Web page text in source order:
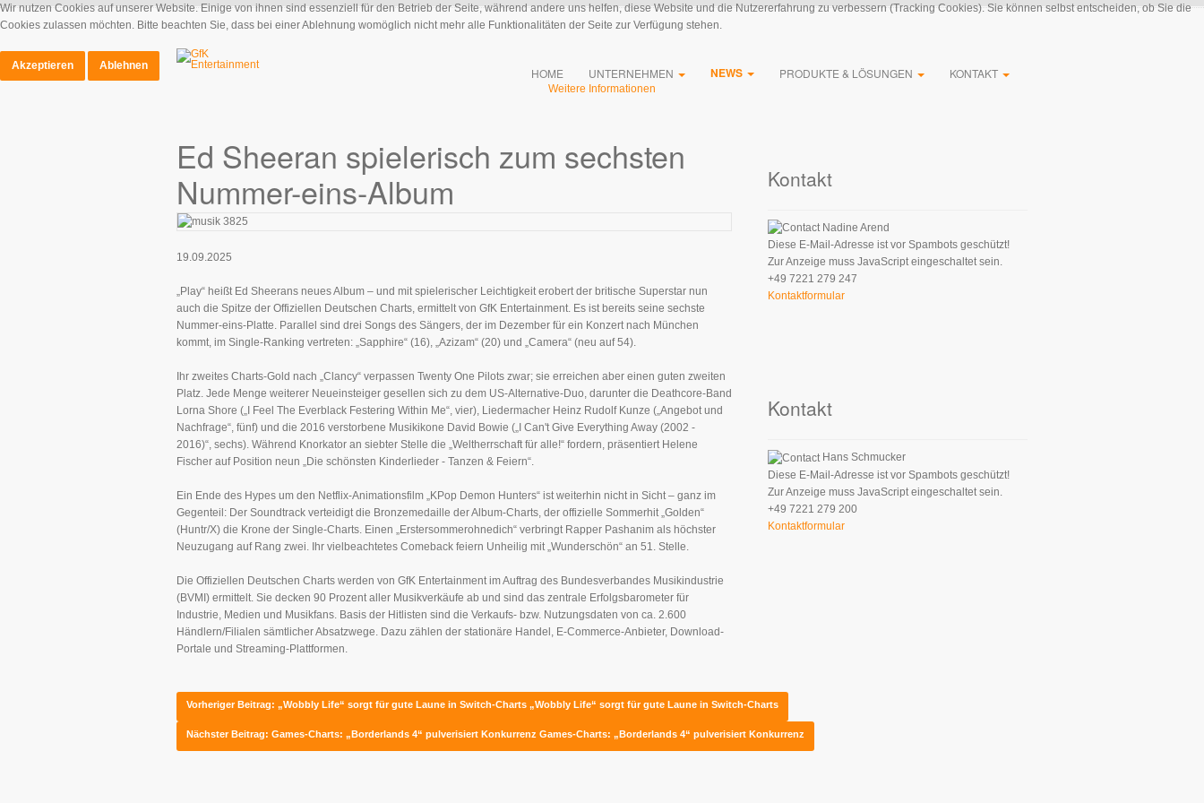
HOME UNTERNEHMEN NEWS PRODUKTE & LÖSUNGEN KONTAKT
Ed Sheeran spielerisch zum sechsten
Nummer-eins-Album
19.09.2025
„Play“ heißt Ed Sheerans neues Album – und mit spielerischer Leichtigkeit erobert der britische Superstar nun
auch die Spitze der Offiziellen Deutschen Charts, ermittelt von GfK Entertainment. Es ist bereits seine sechste
Nummer-eins-Platte. Parallel sind drei Songs des Sängers, der im Dezember für ein Konzert nach München
kommt, im Single-Ranking vertreten: „Sapphire“ (16), „Azizam“ (20) und „Camera“ (neu auf 54).
Ihr zweites Charts-Gold nach „Clancy“ verpassen Twenty One Pilots zwar; sie erreichen aber einen guten zweiten
Platz. Jede Menge weiterer Neueinsteiger gesellen sich zu dem US-Alternative-Duo, darunter die Deathcore-Band
Lorna Shore („I Feel The Everblack Festering Within Me“, vier), Liedermacher Heinz Rudolf Kunze („Angebot und
Nachfrage“, fünf) und die 2016 verstorbene Musikikone David Bowie („I Can't Give Everything Away (2002 -
2016)“, sechs). Während Knorkator an siebter Stelle die „Weltherrschaft für alle!“ fordern, präsentiert Helene
Fischer auf Position neun „Die schönsten Kinderlieder - Tanzen & Feiern“.
Ein Ende des Hypes um den Netflix-Animationsfilm „KPop Demon Hunters“ ist weiterhin nicht in Sicht – ganz im
Gegenteil: Der Soundtrack verteidigt die Bronzemedaille der Album-Charts, der offizielle Sommerhit „Golden“
(Huntr/X) die Krone der Single-Charts. Einen „Erstersommerohnedich“ verbringt Rapper Pashanim als höchster
Neuzugang auf Rang zwei. Ihr vielbeachtetes Comeback feiern Unheilig mit „Wunderschön“ an 51. Stelle.
Die Offiziellen Deutschen Charts werden von GfK Entertainment im Auftrag des Bundesverbandes Musikindustrie
(BVMI) ermittelt. Sie decken 90 Prozent aller Musikverkäufe ab und sind das zentrale Erfolgsbarometer für
Industrie, Medien und Musikfans. Basis der Hitlisten sind die Verkaufs- bzw. Nutzungsdaten von ca. 2.600
Händlern/Filialen sämtlicher Absatzwege. Dazu zählen der stationäre Handel, E-Commerce-Anbieter, Download-
Portale und Streaming-Plattformen.
Vorheriger Beitrag: „Wobbly Life“ sorgt für gute Laune in Switch-Charts „Wobbly Life“ sorgt für gute Laune in Switch-Charts
Nächster Beitrag: Games-Charts: „Borderlands 4“ pulverisiert Konkurrenz Games-Charts: „Borderlands 4“ pulverisiert Konkurrenz
Kontakt
Nadine Arend
Diese E-Mail-Adresse ist vor Spambots geschützt!
Zur Anzeige muss JavaScript eingeschaltet sein.
+49 7221 279 247
Kontaktformular
Kontakt
Hans Schmucker
Diese E-Mail-Adresse ist vor Spambots geschützt!
Zur Anzeige muss JavaScript eingeschaltet sein.
+49 7221 279 200
Kontaktformular
Wir nutzen Cookies auf unserer Website. Einige von ihnen sind essenziell für den Betrieb der Seite, während andere uns helfen, diese Website und die Nutzererfahrung zu verbessern (Tracking Cookies). Sie können selbst entscheiden, ob Sie die
Cookies zulassen möchten. Bitte beachten Sie, dass bei einer Ablehnung womöglich nicht mehr alle Funktionalitäten der Seite zur Verfügung stehen.
Akzeptieren
Ablehnen
Weitere Informationen